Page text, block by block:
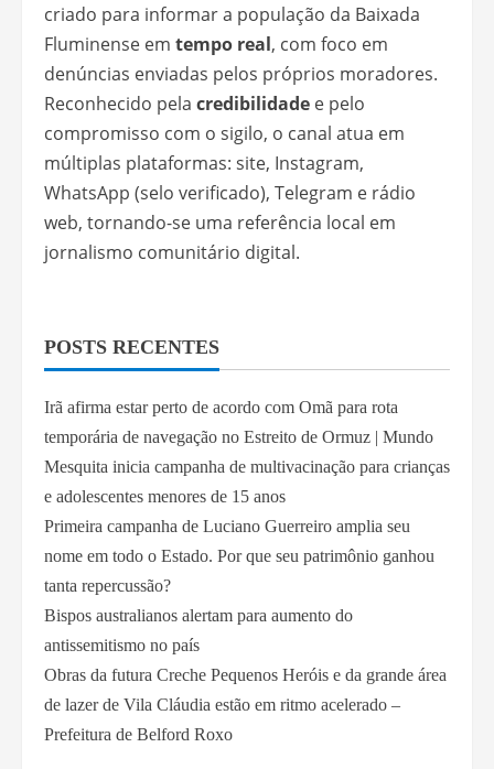
criado para informar a população da Baixada
Fluminense em tempo real, com foco em
denúncias enviadas pelos próprios moradores.
Reconhecido pela credibilidade e pelo
compromisso com o sigilo, o canal atua em
múltiplas plataformas: site, Instagram,
WhatsApp (selo verificado), Telegram e rádio
web, tornando-se uma referência local em
jornalismo comunitário digital.
POSTS RECENTES
Irã afirma estar perto de acordo com Omã para rota
temporária de navegação no Estreito de Ormuz | Mundo
Mesquita inicia campanha de multivacinação para crianças
e adolescentes menores de 15 anos
Primeira campanha de Luciano Guerreiro amplia seu
nome em todo o Estado. Por que seu patrimônio ganhou
tanta repercussão?
Bispos australianos alertam para aumento do
antissemitismo no país
Obras da futura Creche Pequenos Heróis e da grande área
de lazer de Vila Cláudia estão em ritmo acelerado –
Prefeitura de Belford Roxo